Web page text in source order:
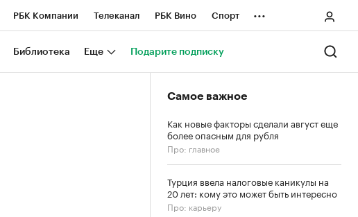
РБК Компании Телеканал РБК Вино Спорт
Национальные проекты Город
...
Библиотека Еще Подарите подписку
Самое важное
Как новые факторы сделали август еще
более опасным для рубля
Про: главное
Турция ввела налоговые каникулы на
20 лет: кому это может быть интересно
Про: карьеру